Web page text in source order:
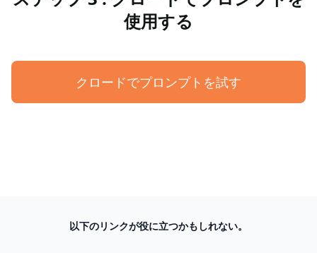
使用する
クロードでプロンプトを試す
以下のリンクが役に立つかもしれない。